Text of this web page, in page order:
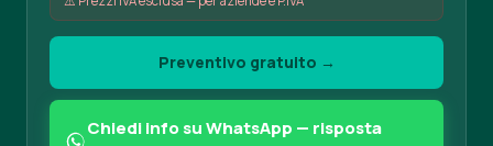
Preventivo gratuito →
Chiedi info su WhatsApp — risposta